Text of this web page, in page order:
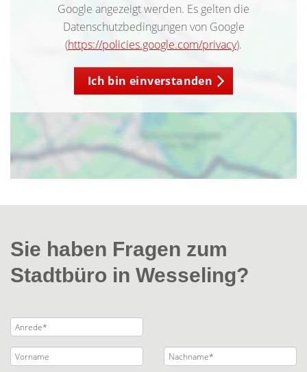
Google angezeigt werden. Es gelten die
Datenschutzbedingungen von Google
(https://policies.google.com/privacy).
Ich bin einverstanden
Sie haben Fragen zum
Stadtbüro in Wesseling?